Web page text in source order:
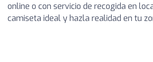
online o con servicio de recogida en
camiseta ideal y hazla realidad en tu